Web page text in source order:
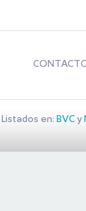
Listados en: BVCy